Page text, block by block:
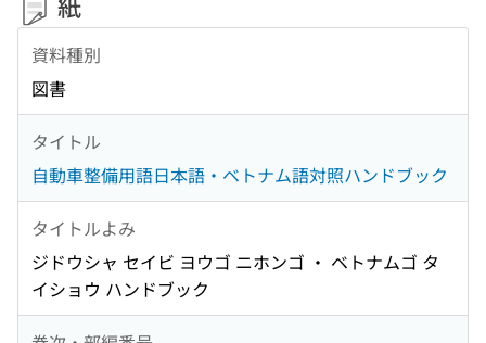
資料種別
図書
タイトル
自動車整備用語日本語・ベトナム語対照ハンドブック
タイトルよみ
ジドウシャ セイビ ヨウゴ ニホンゴ ・ ベトナムゴ タ
イショウ ハンドブック